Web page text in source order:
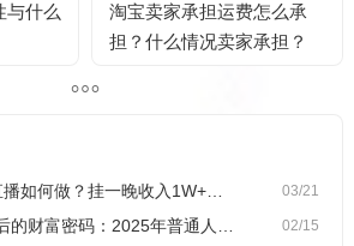
与什么
淘宝卖家承担运费怎么承
担？什么情况卖家承担？
03/21
挂一晚收入1W+，这份教程，小白可做~
02/15
码：2025年普通人如何抓住AI创业风口？